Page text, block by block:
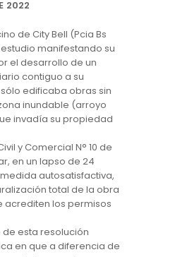
2022
de City Bell (Pcia Bs
manifestando su
el desarrollo de un
contiguo a su
edificaba obras sin
inundable (arroyo
invadía su propiedad
y Comercial N° 10 de
en un lapso de 24
autosatisfactiva,
total de la obra
acrediten los permisos
esta resolución
en que a diferencia de